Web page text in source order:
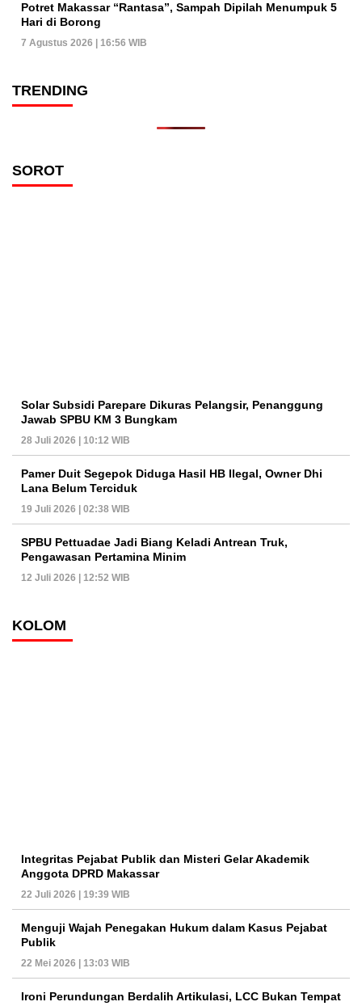
Potret Makassar “Rantasa”, Sampah Dipilah Menumpuk 5
Hari di Borong
7 Agustus 2026 | 16:56 WIB
TRENDING
SOROT
Solar Subsidi Parepare Dikuras Pelangsir, Penanggung
Jawab SPBU KM 3 Bungkam
28 Juli 2026 | 10:12 WIB
Pamer Duit Segepok Diduga Hasil HB Ilegal, Owner Dhi
Lana Belum Terciduk
19 Juli 2026 | 02:38 WIB
SPBU Pettuadae Jadi Biang Keladi Antrean Truk,
Pengawasan Pertamina Minim
12 Juli 2026 | 12:52 WIB
KOLOM
Integritas Pejabat Publik dan Misteri Gelar Akademik
Anggota DPRD Makassar
22 Juli 2026 | 19:39 WIB
Menguji Wajah Penegakan Hukum dalam Kasus Pejabat
Publik
22 Mei 2026 | 13:03 WIB
Ironi Perundungan Berdalih Artikulasi, LCC Bukan Tempat